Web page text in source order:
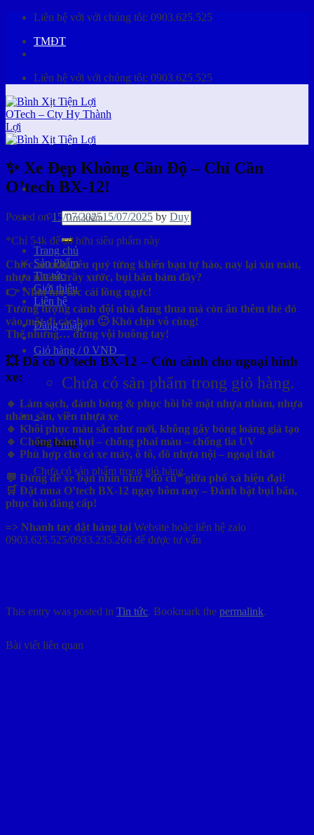
Skip
content
Liên hệ với với chúng tôi: 0903.625.525
TMĐT
Liên hệ với với chúng tôi: 0903.625.525
Tìm
kiếm:
Trang chủ
Sản Phẩm
Tin tức
Giới thiệu
Liên hệ
Đăng nhập
Giỏ hàng /0 VNĐ
Chưa có sản phẩm trong giỏ hàng.
0
Giỏ hàng
Chưa có sản phẩm trong giỏ hàng.
✨ Xe Đẹp Không Cần Độ – Chỉ Cần
O’tech BX-12!
Posted on15/07/202515/07/2025 by Duy
*Chỉ 54k để sở hữu siêu phẩm này
Chiếc xe máy yêu quý từng khiến bạn tự hào, nay lại xỉn màu,
nhựa nhám trầy xước, bụi bẩn bám đầy?
👉 Nhìn mà tức cái lồng ngực!
Tưởng tượng cảnh đội nhà đang thua mà còn ăn thêm thẻ đỏ
vào mặt đi các bạn 🙂 Khó chịu vô cùng!
Thế nhưng… đừng vội buông tay!
💥 Đã có O’tech BX-12 – Cứu cánh cho ngoại hình
xe:
🔹 Làm sạch, đánh bóng & phục hồi bề mặt nhựa nhám, nhựa
nhám sần, viền nhựa xe
🔹 Khôi phục màu sắc như mới, không gây bóng loáng giả tạo
🔹 Chống bám bụi – chống phai màu – chống tia UV
🔹 Phù hợp cho cả xe máy, ô tô, đồ nhựa nội – ngoại thất
💬 Đừng để xe bạn nhìn như “đồ cũ” giữa phố xá hiện đại!
🛒 Đặt mua O’tech BX-12 ngay hôm nay – Đánh bật bụi bẩn,
phục hồi đẳng cấp!
=> Nhanh tay đặt hàng tại Website hoặc liên hệ zalo
0903.625.525/0933.235.266 để được tư vấn
This entry was posted in Tin tức. Bookmark the permalink.
Bài viết liên quan